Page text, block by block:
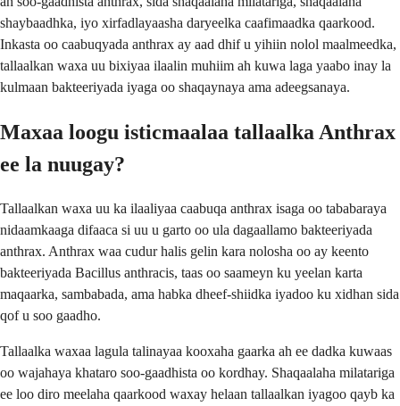
shaybaadhka, iyo xirfadlayaasha daryeelka caafimaadka qaarkood.
Inkasta oo caabuqyada anthrax ay aad dhif u yihiin nolol maalmeedka,
tallaalkan waxa uu bixiyaa ilaalin muhiim ah kuwa laga yaabo inay la
kulmaan bakteeriyada iyaga oo shaqaynaya ama adeegsanaya.
Maxaa loogu isticmaalaa tallaalka Anthrax
ee la nuugay?
Tallaalkan waxa uu ka ilaaliyaa caabuqa anthrax isaga oo tababaraya
nidaamkaaga difaaca si uu u garto oo ula dagaallamo bakteeriyada
anthrax. Anthrax waa cudur halis gelin kara nolosha oo ay keento
bakteeriyada Bacillus anthracis, taas oo saameyn ku yeelan karta
maqaarka, sambabada, ama habka dheef-shiidka iyadoo ku xidhan sida
qof u soo gaadho.
Tallaalka waxaa lagula talinayaa kooxaha gaarka ah ee dadka kuwaas
oo wajahaya khataro soo-gaadhista oo kordhay. Shaqaalaha milatariga
ee loo diro meelaha qaarkood waxay helaan tallaalkan iyagoo qayb ka